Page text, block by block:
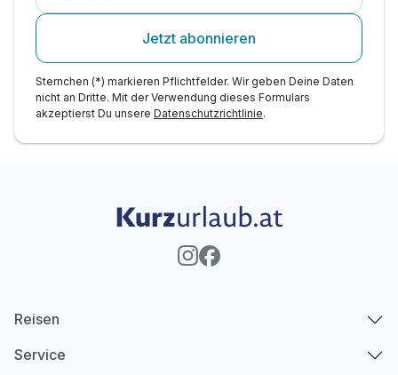
Ausstattung
Für 4 Tage p.P. ab365,00 €
Jetzt abonnieren
Sternchen (*) markieren Pflichtfelder. Wir geben Deine Daten
nicht an Dritte. Mit der Verwendung dieses Formulars
akzeptierst Du unsere Datenschutzrichtlinie.
Reisen
Service